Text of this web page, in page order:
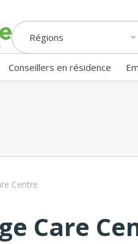
Régions
Conseillers en résidence
Centre
Care